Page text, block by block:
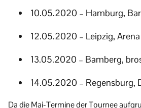
10.05.2020 – Hamburg,
12.05.2020 – Leipzig, Arena
13.05.2020 – Bamberg,
14.05.2020 – Regensburg,
Da die Mai-Termine der Tournee